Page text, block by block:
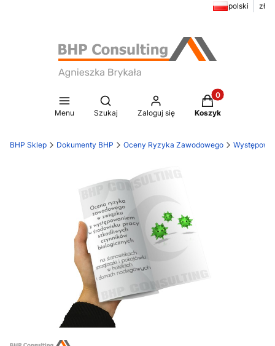
polski zł
Menu
Otwórz wyszukiwarkę
Szukaj Zaloguj się
Produkty w
Koszyk
BHP Sklep Dokumenty BHP Oceny Ryzyka Zawodowego